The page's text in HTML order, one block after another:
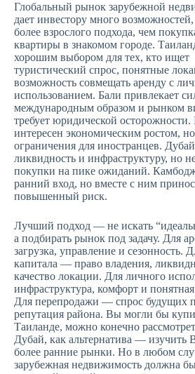
Глобальный рынок зарубежной
дает инвестору много возможностей,
более взрослого подхода, чем
квартиры в знакомом городе.
хорошим выбором для тех, кто ищет
туристический спрос, понятные
возможность совмещать аренду с
использованием. Бали привлекает
международным образом и рынком
требует юридической осторожности.
интересен экономическим ростом,
ограничения для иностранцев.
ликвидность и инфраструктуру, но
покупки на пике ожиданий.
ранний вход, но вместе с ним
повышенный риск.
Лучший подход — не искать
а подбирать рынок под задачу. Для
загрузка, управление и сезонность.
капитала — право владения,
качество локации. Для личного
инфраструктура, комфорт и
Для перепродажи — спрос будущих
репутация района. Вы могли бы
Таиланде, можно конечно
Дубай, как альтернатива — изучить
более ранние рынки. Но в любом
зарубежная недвижимость должна